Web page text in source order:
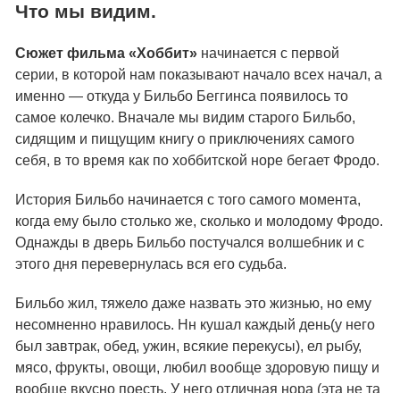
Что мы видим.
Сюжет фильма «Хоббит» начинается с первой
серии, в которой нам показывают начало всех начал, а
именно — откуда у Бильбо Беггинса появилось то
самое колечко. Вначале мы видим старого Бильбо,
сидящим и пищущим книгу о приключениях самого
себя, в то время как по хоббитской норе бегает Фродо.
История Бильбо начинается с того самого момента,
когда ему было столько же, сколько и молодому Фродо.
Однажды в дверь Бильбо постучался волшебник и с
этого дня перевернулась вся его судьба.
Бильбо жил, тяжело даже назвать это жизнью, но ему
несомненно нравилось. Нн кушал каждый день(у него
был завтрак, обед, ужин, всякие перекусы), ел рыбу,
мясо, фрукты, овощи, любил вообще здоровую пищу и
вообще вкусно поесть. У него отличная нора (эта не та